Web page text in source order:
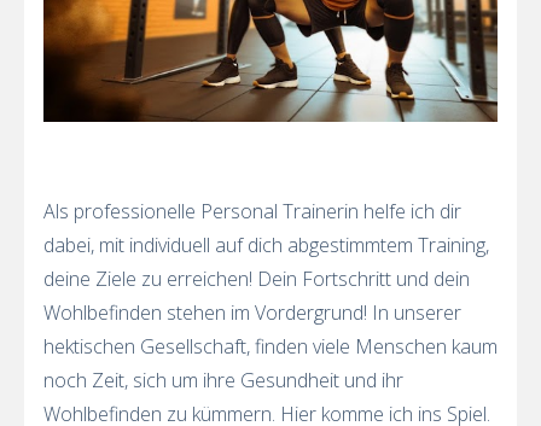
Als professionelle Personal Trainerin helfe ich dir
dabei, mit individuell auf dich abgestimmtem Training,
deine Ziele zu erreichen! Dein Fortschritt und dein
Wohlbefinden stehen im Vordergrund! In unserer
hektischen Gesellschaft, finden viele Menschen kaum
noch Zeit, sich um ihre Gesundheit und ihr
Wohlbefinden zu kümmern. Hier komme ich ins Spiel.